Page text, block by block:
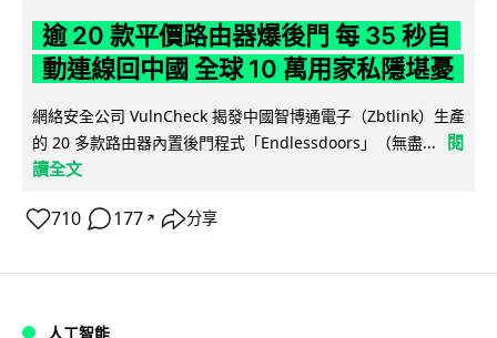
逾 20 款平價路由器爆後門 每 35 秒自
動連線回中國 全球 10 萬用家私隱堪憂
網絡安全公司 VulnCheck 揭發中國智博通電子（Zbtlink）生產
的 20 多款路由器內置後門程式「Endlessdoors」（無盡...
閱
讀全文
710 177 ↗ 分享
人工智能